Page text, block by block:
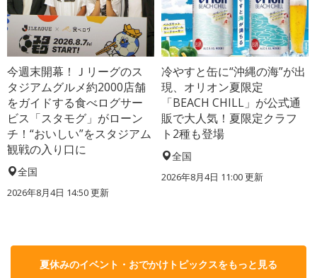
今週末開幕！Ｊリーグのス
タジアムグルメ約2000店舗
をガイドする食べログサー
ビス「スタモグ」がローン
チ！“おいしい”をスタジアム
観戦の入り口に
全国
2026年8月4日 14:50更新
冷やすと缶に“沖縄の海”が出
現、オリオン夏限定
「BEACH CHILL」が公式通
販で大人気！夏限定クラフ
ト2種も登場
全国
2026年8月4日 11:00更新
夏休みのイベント・おでかけトピックスをもっと見る